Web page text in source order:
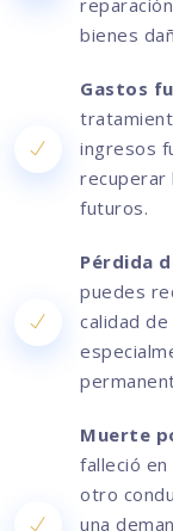
bienes
Gastos
ingresos
recuperar
futuros.
Pérdida
puedes
calidad
Muerte
falleció
otro
una